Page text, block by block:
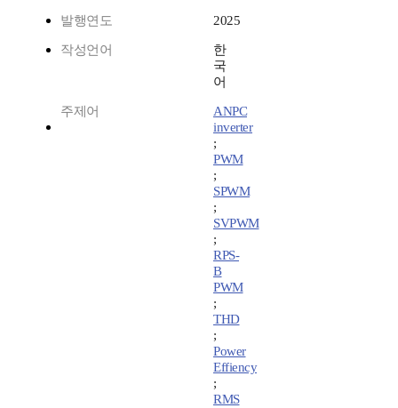
발행연도 2025
작성언어
한
국
어
주제어
ANPC
inverter
;
PWM
;
SPWM
;
SVPWM
;
RPS-
B
PWM
;
THD
;
Power
Effiency
;
RMS